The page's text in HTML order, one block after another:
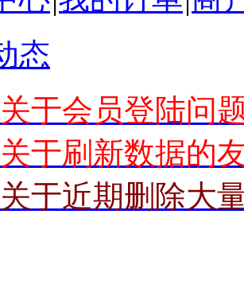
态
关于会员登陆问
关于刷新数据的
关于近期删除大